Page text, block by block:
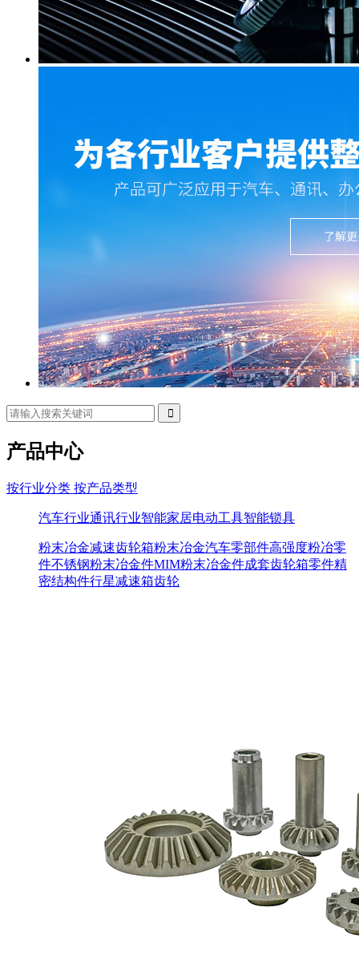
产品中心
按行业分类 按产品类型
汽车行业通讯行业智能家居电动工具智能锁具
粉末冶金减速齿轮箱粉末冶金汽车零部件高强度粉冶零
件不锈钢粉末冶金件MIM粉末冶金件成套齿轮箱零件精
密结构件行星减速箱齿轮